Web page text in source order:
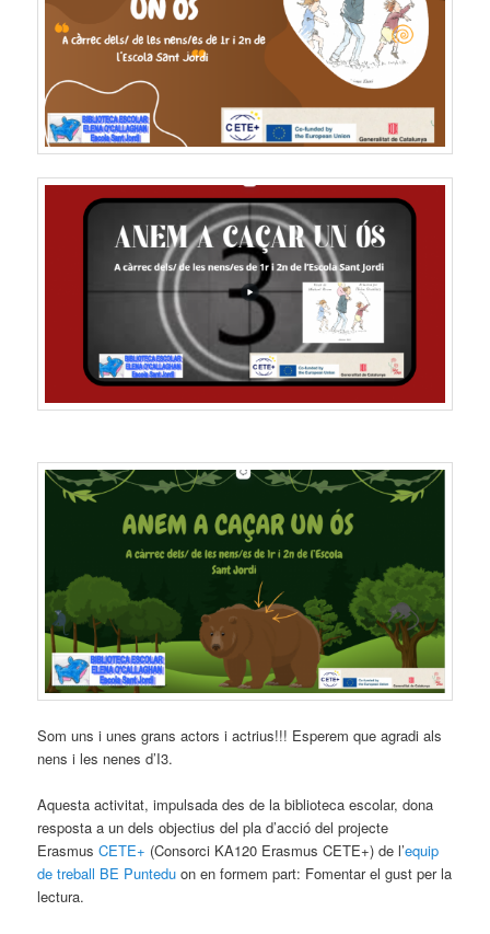
Som uns i unes grans actors i actrius!!! Esperem que agradi als
nens i les nenes d’I3.
Aquesta activitat, impulsada des de la biblioteca escolar, dona
resposta a un dels objectius del pla d’acció del projecte
ErasmusCETE+ (Consorci KA120 Erasmus CETE+) de l’equip
de treball BE Punteduon en formem part: Fomentar el gust per la
lectura.